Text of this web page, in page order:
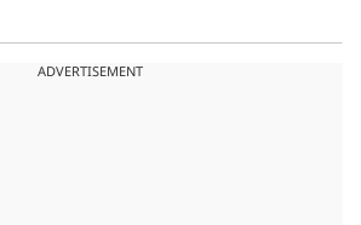
ADVERTISEMENT